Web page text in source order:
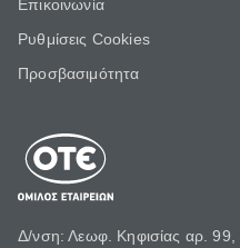
Επικοινωνία
Ρυθμίσεις Cookies
Προσβασιμότητα
Δ/νση: Λεωφ. Κηφισίας αρ.